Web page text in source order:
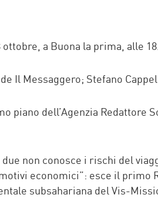
a Buona la prima, alle
Il Messaggero; Stefano
piano dell’Agenzia Redattore
non conosce i rischi del
economici”: esce il primo
subsahariana del Vis-